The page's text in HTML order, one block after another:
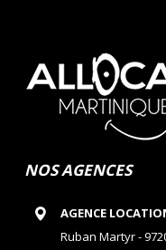
NOS AGENCES
AGENCE
Ruban Martyr -